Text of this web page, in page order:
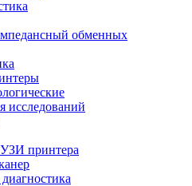
обменных
исследований
принтера